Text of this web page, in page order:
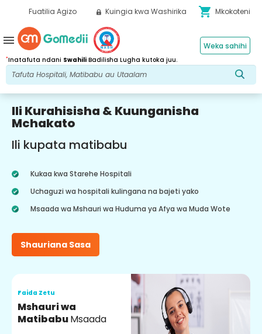
Fuatilia Agizo Kuingia kwa Washirika shopping_cart Mkokoteni
*Inatafuta ndani Swahili Badilisha Lugha kutoka juu.
Weka sahihi
menu
Ili Kurahisisha & Kuunganisha
Mchakato
Ili kupata matibabu
Kukaa kwa Starehe Hospitali
Uchaguzi wa hospitali kulingana na bajeti yako
Msaada wa Mshauri wa Huduma ya Afya wa Muda Wote
Shauriana Sasa
Faida Zetu
Mshauri wa
MatibabuMsaada